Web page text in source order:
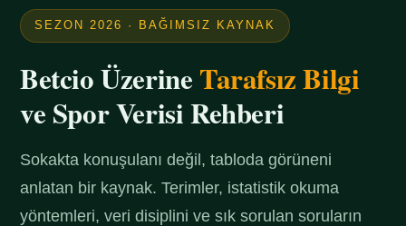
SEZON 2026 · BAĞIMSIZ KAYNAK
Betcio ÜzerineTarafsız Bilgi
ve Spor Verisi Rehberi
Sokakta konuşulanı değil, tabloda görüneni
anlatan bir kaynak. Terimler, istatistik okuma
yöntemleri, veri disiplini ve sık sorulan soruların